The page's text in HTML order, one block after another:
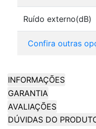
Ruído externo(dB)
Confira outras
INFORMAÇÕES
GARANTIA
AVALIAÇÕES
DÚVIDAS DO